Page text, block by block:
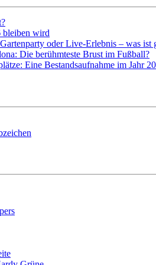
bleiben wird
oder Live-Erlebnis – was ist
Die berühmteste Brust im Fußball?
Eine Bestandsaufnahme im Jahr